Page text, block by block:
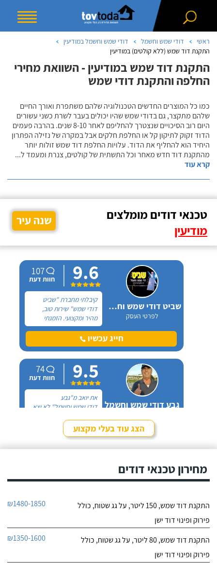
ראשי דודי שמש וחשמל
דודי שמש וחשמל במודיעין
התקנת דוד שמש (ללא קולטים) במודיעין
התקנת דוד שמש במודיעין - השוואת מחירי
החלפה והתקנת דודי שמש
כמו כל המוצרים החדשים הטכנולוגיה שלהם משתפרת ואורך החיים
שלהם מתקצר, גם בדודי שמש שהיו יכולים בעבר לשרת כשני עשורים
היום רוב הסיכויים שנצטרך להחליפם לאחר 8-10 שנים. בהרבה פעמים
הדוד זקוק לתיקון קל או החלפת חלקים אבל במקרה של נזילה הפתרון
היחיד הוא להחליף את הדוד. עלויות החלפת דוד שמש זולות יותר
מהתקנת דוד חדש מאחר וכל התשתית של קולטים, צנרת ומעמד ל...
קרא עוד
טכנאי דודים מומלצים
מודיעין
שנה עיר
שביט דודי שמש וחשמל בע"מ
לפרטי העסק
9.6
107
חוות דעת
קיבלתי מחברת "שביט
דודי שמש" שירות טוב,
מהיר ומקצועי. הזמנתי
אותם לא מזמן, כשהתפוצץ
לי הדוד שמש של הדירה.חייג עכשיו
גבע דודי שמש וחשמל
9.5
74
חוות דעת
את יואב מ"גבע
דודי שמש וחשמל" לא יצא
כל ההתקשרות איתו הייתה
דרך הטלפון. מדובר בדודחייג עכשיו
כרומגן דודי שמש
לפרטי העסק
מהשירות של חברת "טל
קולט, יצרתי קשר טלפונית
דניאל, הוא היה מקסים
חייג עכשיו
הצג עוד בעלי מקצוע
מחירון טכנאי דודים
התקנת דוד שמש, 150 ליטר, על גג שטוח, כולל
פירוק ופינוי דוד ישן
₪1480-1850
התקנת דוד שמש, 80 ליטר, על גג שטוח, כולל
פירוק ופינוי דוד ישן
₪1350-1600